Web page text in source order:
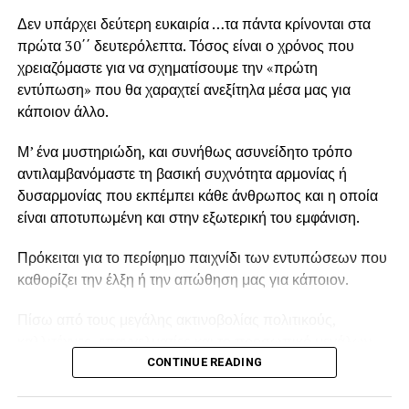
Πότε φαίνονται τα αποτελέσματα από το
πολυγαλακτικό οξύ;
Τα αποτελέσματα από το πολυγαλακτικό οξύ δεν είναι
άμεσα, καθώς η δράση του βασίζεται στη σταδιακή
παραγωγή κολλαγόνου. Συνήθως, τα πρώτα σημάδια
βελτίωσης εμφανίζονται μέσα σε 3–4 εβδομάδες, ενώ το
πλήρες αποτέλεσμα γίνεται ορατό σε διάστημα περίπου
2–3 μηνών. Η εικόνα του δέρματος βελτιώνεται
προοδευτικά, κάτι που προσφέρει ένα πολύ φυσικό
Αυτός είναι και ο λόγος που θεραπείες όπως το Sculptra
είναι ένα από τα μεγαλύτερα πλεονεκτήματα του
πολυγαλακτικού οξέος.
Δεν υπάρχει δεύτερη ευκαιρία …τα πάντα κρίνονται στα
πρώτα 30΄΄ δευτερόλεπτα. Τόσος είναι ο χρόνος που
χρειαζόμαστε για να σχηματίσουμε την «πρώτη
εντύπωση» που θα χαραχτεί ανεξίτηλα μέσα μας για
κάποιον άλλο.
Μ’ ένα μυστηριώδη, και συνήθως ασυνείδητο τρόπο
αντιλαμβανόμαστε τη βασική συχνότητα αρμονίας ή
δυσαρμονίας που εκπέμπει κάθε άνθρωπος και η οποία
είναι αποτυπωμένη και στην εξωτερική του εμφάνιση.
Πρόκειται για το περίφημο παιχνίδι των εντυπώσεων που
καθορίζει την έλξη ή την απώθηση μας για κάποιον.
καλλιτέχνες, επαγγελματίες και το προσωπικό μεγάλων
εταιρειών, βρίσκονται πάντα οι “image makers”
CONTINUE READING